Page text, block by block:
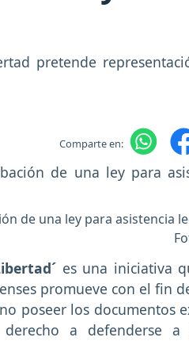
pretende
Comparte en:
de una ley para asistencia
es una iniciativa
promueve con el fin
poseer los documentos
a defenderse